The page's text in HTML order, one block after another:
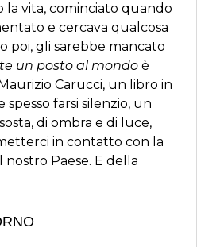
la vita, cominciato quando
e cercava qualcosa
poi, gli sarebbe mancato
un posto al mondo è
Carucci, un libro in
farsi silenzio, un
di ombra e di luce,
in contatto con la
Paese. E della